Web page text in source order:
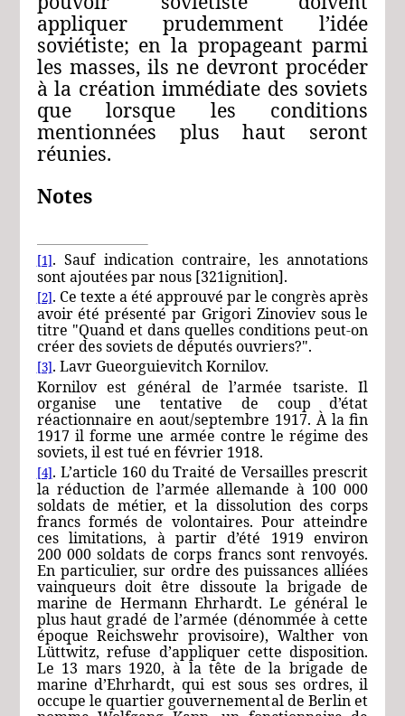
appliquer prudemment l’idée
soviétiste; en la propageant parmi
les masses, ils ne devront procéder
à la création immédiate des soviets
que lorsque les conditions
mentionnées plus haut seront
réunies.
Notes
[1]. Sauf indication contraire, les annotations
sont ajoutées par nous [321ignition].
[2]. Ce texte a été approuvé par le congrès après
avoir été présenté par Grigori Zinoviev sous le
titre "Quand et dans quelles conditions peut-on
créer des soviets de députés ouvriers?".
[3]. Lavr Gueorguievitch Kornilov.
Kornilov est général de l’armée tsariste. Il
organise une tentative de coup d’état
réactionnaire en aout/septembre 1917. À la fin
1917 il forme une armée contre le régime des
soviets, il est tué en février 1918.
[4]. L’article 160 du Traité de Versailles prescrit
la réduction de l’armée allemande à 100 000
soldats de métier, et la dissolution des corps
francs formés de volontaires. Pour atteindre
ces limitations, à partir d’été 1919 environ
200 000 soldats de corps francs sont renvoyés.
En particulier, sur ordre des puissances alliées
vainqueurs doit être dissoute la brigade de
marine de Hermann Ehrhardt. Le général le
plus haut gradé de l’armée (dénommée à cette
époqueReichswehr provisoire), Walther von
Lüttwitz, refuse d’appliquer cette disposition.
Le 13 mars 1920, à la tête de la brigade de
marine d’Ehrhardt, qui est sous ses ordres, il
occupe le quartier gouvernemental de Berlin et